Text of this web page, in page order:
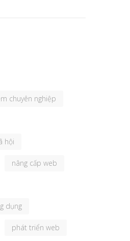
chuyên nghiệp
hội
nâng cấp web
dụng
phát triển web